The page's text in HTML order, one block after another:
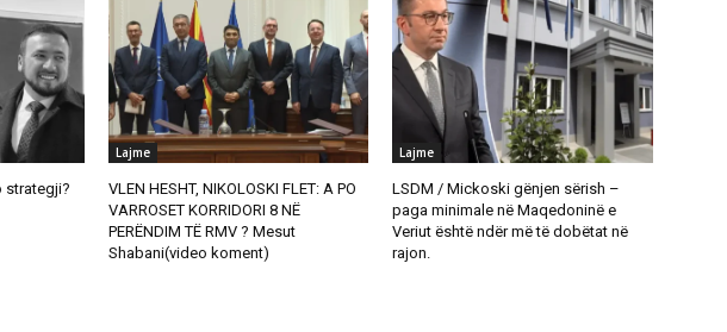
strategji?
Lajme
VLEN HESHT, NIKOLOSKI FLET: A PO
VARROSET KORRIDORI 8 NË
PERËNDIM TË RMV ? Mesut
Shabani(video koment)
Lajme
LSDM / Mickoski gënjen sërish –
paga minimale në Maqedoninë e
Veriut është ndër më të dobëtat në
rajon.